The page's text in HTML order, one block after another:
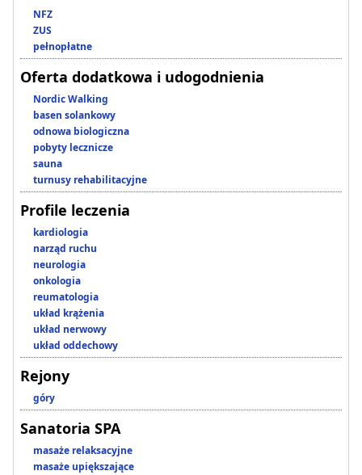
NFZ
ZUS
pełnopłatne
Oferta dodatkowa i udogodnienia
Nordic Walking
basen solankowy
odnowa biologiczna
pobyty lecznicze
sauna
turnusy rehabilitacyjne
Profile leczenia
kardiologia
narząd ruchu
neurologia
onkologia
reumatologia
układ krążenia
układ nerwowy
układ oddechowy
Rejony
góry
Sanatoria SPA
masaże relaksacyjne
masaże upiększające